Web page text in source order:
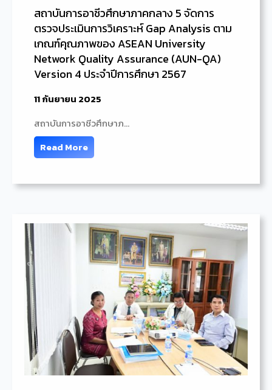
สถาบันการอาชีวศึกษาภาคกลาง 5 จัดการ
ตรวจประเมินการวิเคราะห์ Gap Analysis ตาม
เกณฑ์คุณภาพของ ASEAN University
Network Quality Assurance (AUN-QA)
Version 4 ประจำปีการศึกษา 2567
11 กันยายน 2025
สถาบันการอาชีวศึกษาภ…
Read More